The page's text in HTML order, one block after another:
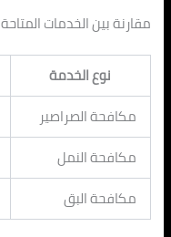
مقارنة بين الخدمات المتاحة
نوع الخدمة
مكافحة الصراصير
مكافحة النمل
مكافحة البق